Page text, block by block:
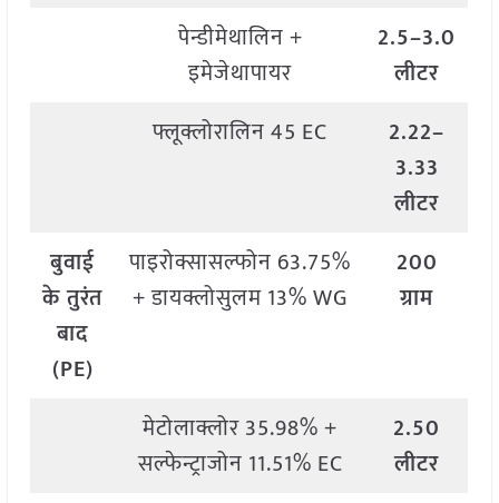
पेन्डीमेथालिन +
इमेजेथापायर
2.5–3.0
लीटर
फ्लूक्लोरालिन 45 EC
2.22–
3.33
लीटर
बुवाई
के तुरंत
बाद
(PE)
पाइरोक्सासल्फोन 63.75%
+ डायक्लोसुलम 13% WG
200
ग्राम
मेटोलाक्लोर 35.98% +
सल्फेन्ट्राजोन 11.51% EC
2.50
लीटर